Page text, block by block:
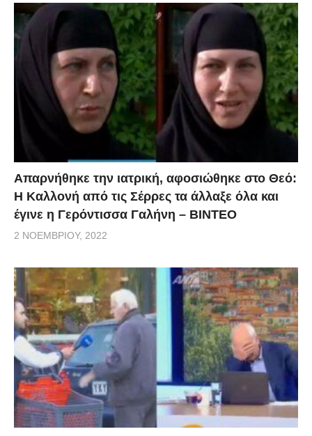
Απαρνήθηκε την ιατρική, αφοσιώθηκε στο Θεό:
Η Καλλονή από τις Σέρρες τα άλλαξε όλα και
έγινε η Γερόντισσα Γαλήνη – ΒΙΝΤΕΟ
2 ΝΟΕΜΒΡΊΟΥ, 2022